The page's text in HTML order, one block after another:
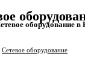
оборудование в
Сетевое оборудование